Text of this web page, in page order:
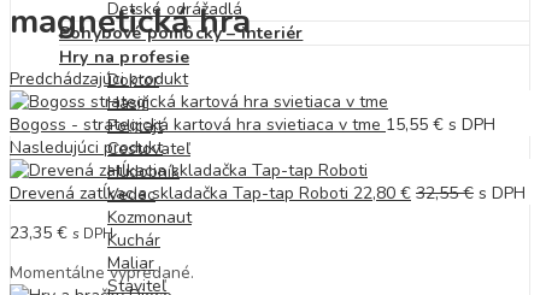
Detské odrážadlá
Pohybové pomôcky – interiér
Hry na profesie
Doktor
Hasič
Policajt
Cestovateľ
Hudobník
Vedec
Kozmonaut
Kuchár
Maliar
Staviteľ
magnetická hra
Predchádzajúci produkt
Bogoss - strategická kartová hra svietiaca v tme 15,55 € s DPH
Nasledujúci produkt
Drevená zatĺkacia skladačka Tap-tap Roboti 22,80 € 32,55€ s DPH
23,35 € s DPH
Momentálne vypredané.